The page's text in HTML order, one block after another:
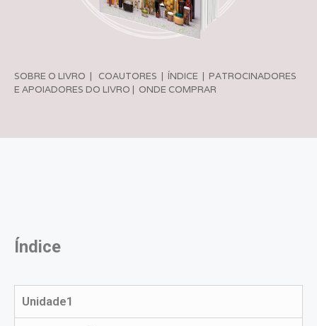
SOBRE O LIVRO | COAUTORES | ÍNDICE | PATROCINADORES
E APOIADORES DO LIVRO | ONDE COMPRAR
Índice
Unidade1